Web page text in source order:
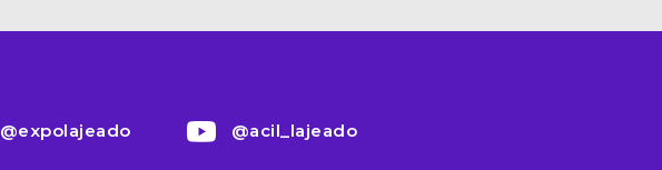
@expolajeado @acil_lajeado